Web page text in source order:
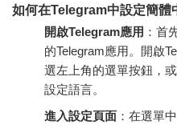
如何在Telegram中設定簡體
開啟Telegram應用 ：首
的Telegram應用。開啟
選左上角的選單按鈕，
設定語言。
進入設定頁面 ：在選單